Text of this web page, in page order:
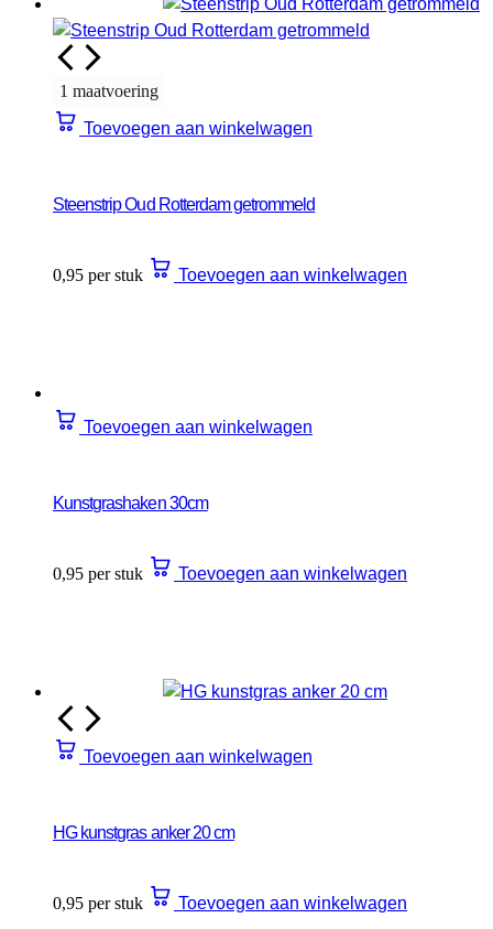
1 maatvoering
Toevoegen aan winkelwagen
Steenstrip Oud Rotterdam getrommeld
0,95 per stuk Toevoegen aan winkelwagen
Toevoegen aan winkelwagen
Kunstgrashaken 30cm
0,95 per stuk Toevoegen aan winkelwagen
Toevoegen aan winkelwagen
HG kunstgras anker 20 cm
0,95 per stuk Toevoegen aan winkelwagen